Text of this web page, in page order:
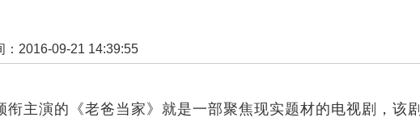
2016-09-21 14:39:55
演的《老爸当家》就是一部聚焦现实题材的电视剧，该剧